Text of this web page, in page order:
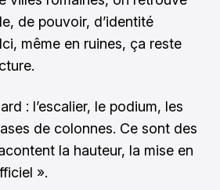
de pouvoir, d’identité
même en ruines, ça reste
: l’escalier, le podium, les
de colonnes. Ce sont des
la hauteur, la mise en
».